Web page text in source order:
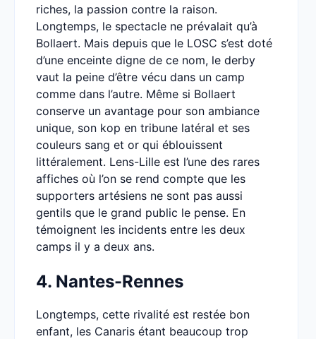
riches, la passion contre la raison.
Longtemps, le spectacle ne prévalait qu’à
Bollaert. Mais depuis que le LOSC s’est doté
d’une enceinte digne de ce nom, le derby
vaut la peine d’être vécu dans un camp
comme dans l’autre. Même si Bollaert
conserve un avantage pour son ambiance
unique, son kop en tribune latéral et ses
couleurs sang et or qui éblouissent
littéralement. Lens-Lille est l’une des rares
affiches où l’on se rend compte que les
supporters artésiens ne sont pas aussi
gentils que le grand public le pense. En
témoignent les incidents entre les deux
camps il y a deux ans.
4. Nantes-Rennes
Longtemps, cette rivalité est restée bon
enfant, les Canaris étant beaucoup trop